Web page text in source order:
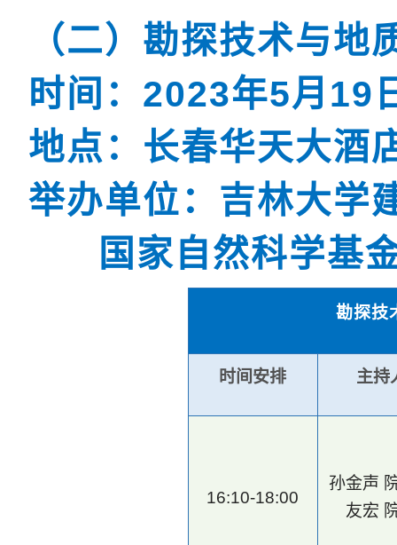
（二）勘探技术与地
时间： 2023年5月 19
地点：长春华天大酒
举办单位：吉林大学
国家自然科学基
勘探技
时间安排 主持
16:10-18:00
孙金声
友宏